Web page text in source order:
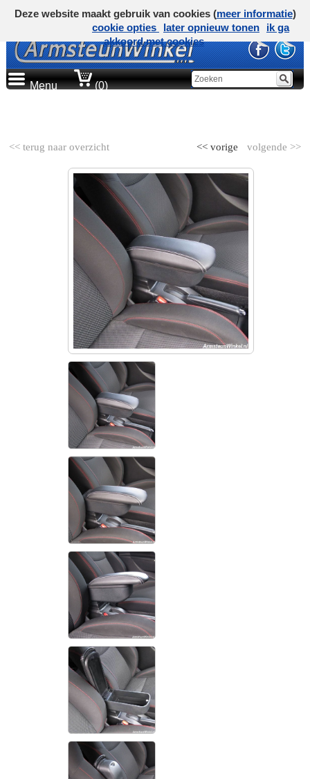
Menu (0)
<< terug naar overzicht volgende >>
<< vorige
Deze website maakt gebruik van cookies (meer informatie)
cookie opties
later opnieuw tonen
ik ga
akkoord met cookies